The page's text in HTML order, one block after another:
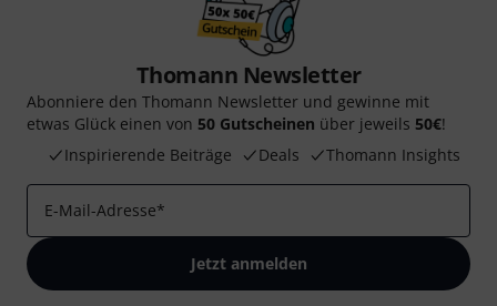
Thomann Newsletter
Abonniere den Thomann Newsletter und gewinne mit
etwas Glück einen von 50 Gutscheinen über jeweils 50€!
Inspirierende Beiträge
Deals Thomann Insights
E-Mail-Adresse*
Jetzt anmelden